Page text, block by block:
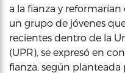
a la fianza y reformarían
un grupo de jóvenes
recientes dentro de la
(UPR), se expresó en
fianza, según